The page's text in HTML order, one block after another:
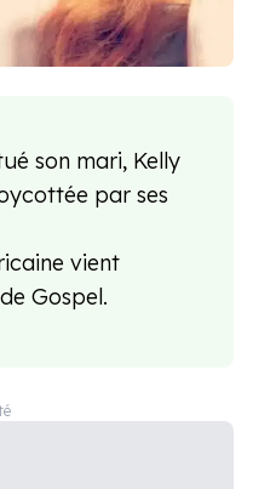
son mari, Kelly
par ses
vient
Gospel.